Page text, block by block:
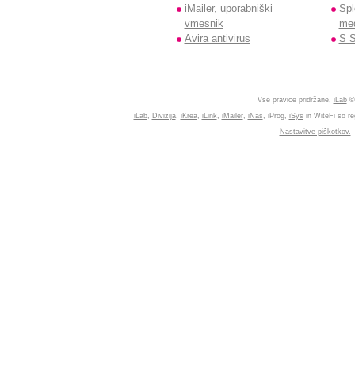
iMailer, uporabniški
vmesnik
Avira antivirus
S
Vse pravice pridržane, iLab©
iLab, Divizija, iKrea, iLink iMailer, iNas , iProg, iSys in WiteFi so
Nastavitve piškotkov.